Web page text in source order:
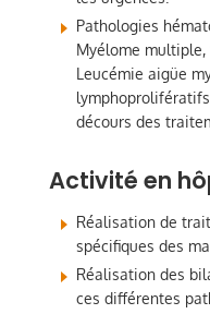
Pathologies
Myélome multiple,
Leucémie aigüe
décours des
Activité en
Réalisation de
spécifiques des
Réalisation des
ces différentes